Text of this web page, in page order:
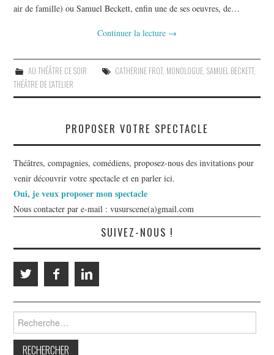
air de famille) ou Samuel Beckett, enfin une de ses oeuvres, de…
Continuer la lecture →
AU THÉÂTRE CE SOIR CATHERINE FROT, MONOLOGUE, SAMUEL BECKETT,
THÉÂTRE DE L'ATELIER
PROPOSER VOTRE SPECTACLE
Théâtres, compagnies, comédiens, proposez-nous des invitations pour
venir découvrir votre spectacle et en parler ici.
Oui, je veux proposer mon spectacle
Nous contacter par e-mail : vusurscene(a)gmail.com
SUIVEZ-NOUS !
Rechercher :